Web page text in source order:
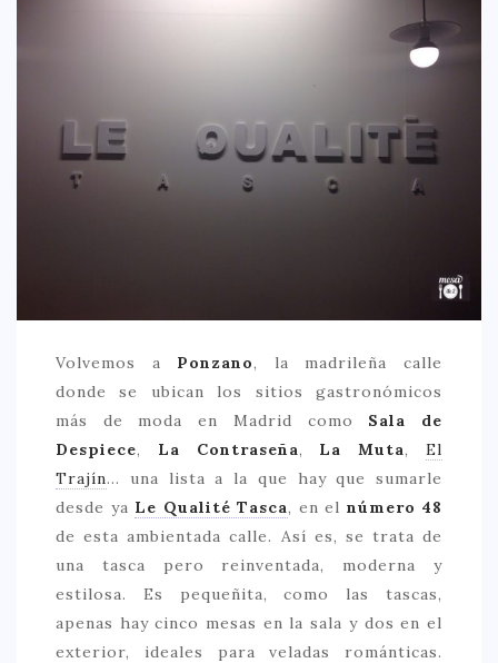
FUSIÓN
SALUDABLE
TAPAS
PRECIO
< 25 €
> 50 €
NUESTROS FAVORITOS
Volvemos a Ponzano, la madrileña calle
donde se ubican los sitios gastronómicos
más de moda en Madrid como Sala de
Despiece, La Contraseña, La Muta,El
Trajín… una lista a la que hay que sumarle
desde ya Le Qualité Tasca, en el número 48
de esta ambientada calle. Así es, se trata de
una tasca pero reinventada, moderna y
estilosa. Es pequeñita, como las tascas,
apenas hay cinco mesas en la sala y dos en el
exterior, ideales para veladas románticas.